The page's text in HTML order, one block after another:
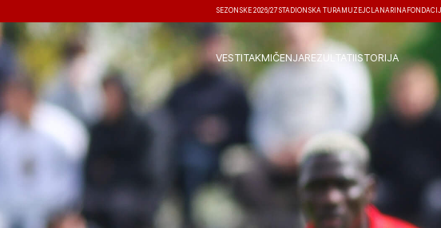
SEZONSKE 2026/27 STADIONSKA TURA MUZEJČLANARINA
VESTITAKMIČENJAREZULTATIISTORIJA